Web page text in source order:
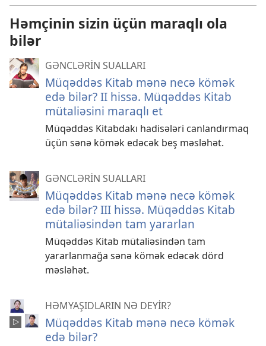
Həmçinin sizin üçün maraqlı ola
bilər
GƏNCLƏRİN SUALLARI
Müqəddəs Kitab mənə necə kömək
edə bilər? II hissə. Müqəddəs Kitab
mütaliəsini maraqlı et
Müqəddəs Kitabdakı hadisələri canlandırmaq
üçün sənə kömək edəcək beş məsləhət.
GƏNCLƏRİN SUALLARI
Müqəddəs Kitab mənə necə kömək
edə bilər? III hissə. Müqəddəs Kitab
mütaliəsindən tam yararlan
Müqəddəs Kitab mütaliəsindən tam
yararlanmağa sənə kömək edəcək dörd
məsləhət.
HƏMYAŞIDLARIN NƏ DEYİR?
Müqəddəs Kitab mənə necə kömək
edə bilər?